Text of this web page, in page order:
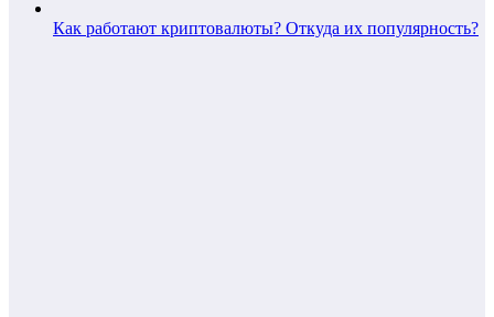
Как работают криптовалюты? Откуда их популярность?